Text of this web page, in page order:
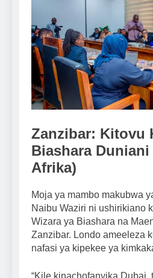
Zanzibar: Kitovu
Biashara
Afrika)
Moja ya mambo makubwa
Naibu Waziri ni ushirikiano
Wizara ya Biashara na
Zanzibar. Londo ameeleza
nafasi ya kipekee ya
“Kile kinachofanyika Dubai,